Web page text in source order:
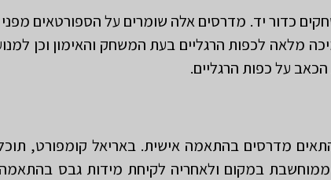
כדור יד. מדרסים אלה שומרים על הספורטאים מפני
מלאה לכפות הרגליים בעת המשחק והאימון וכן
על כפות הרגליים.
מדרסים בהתאמה אישית. באריאל קומפורט,
במקום ולאחריה לקיחת מידות גבס בהתאמה